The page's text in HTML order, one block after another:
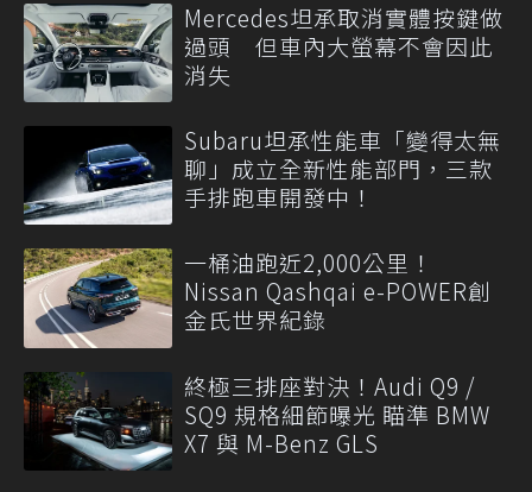
Mercedes坦承取消實體按鍵做
過頭 但車內大螢幕不會因此
消失
Subaru坦承性能車「變得太無
聊」成立全新性能部門，三款
手排跑車開發中！
一桶油跑近2,000公里！
Nissan Qashqai e-POWER創
金氏世界紀錄
終極三排座對決！Audi Q9 /
SQ9 規格細節曝光 瞄準 BMW
X7 與 M-Benz GLS